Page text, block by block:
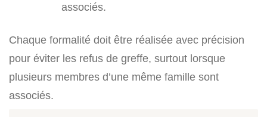
associés.
Chaque formalité doit être réalisée avec précision
pour éviter les refus de greffe, surtout lorsque
plusieurs membres d’une même famille sont
associés.